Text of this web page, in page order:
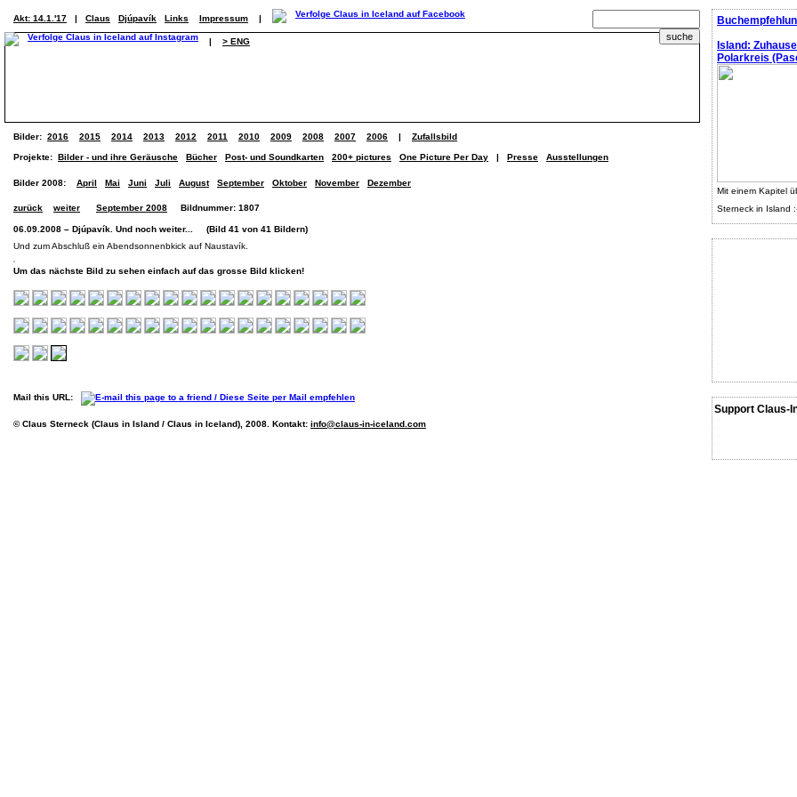
Island:
Polarkreis
Mit einem Kapitel
Sterneck in Island
Support Claus-
Akt: 14.1.'17 | Claus Djúpavík Links Impressum |
| > ENG
Bilder: 2016 2015 2014 2013 2012 2011 2010 2009 2008 2007 2006 | Zufallsbild
Projekte: Bilder - und ihre Geräusche Bücher Post- und Soundkarten 200+ pictures One Picture Per Day | Presse Ausstellungen
Bilder 2008: April Mai Juni Juli August September Oktober November Dezember
zurück weiter September 2008 Bildnummer: 1807
06.09.2008 – Djúpavík. Und noch weiter... (Bild 41 von 41 Bildern)
Und zum Abschluß ein Abendsonnenbkick auf Naustavík.
Um das nächste Bild zu sehen einfach auf das grosse Bild klicken!
Mail this URL:
© Claus Sterneck (Claus in Island / Claus in Iceland), 2008. Kontakt: info@claus-in-iceland.com